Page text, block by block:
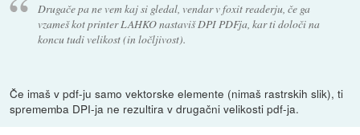
Drugače pa ne vem kaj si gledal, vendar v foxit readerju, če ga
vzameš kot printer LAHKO nastaviš DPI PDFja, kar ti določi na
koncu tudi velikost (in ločljivost).
Če imaš v pdf-ju samo vektorske elemente (nimaš rastrskih slik), ti
sprememba DPI-ja ne rezultira v drugačni velikosti pdf-ja.